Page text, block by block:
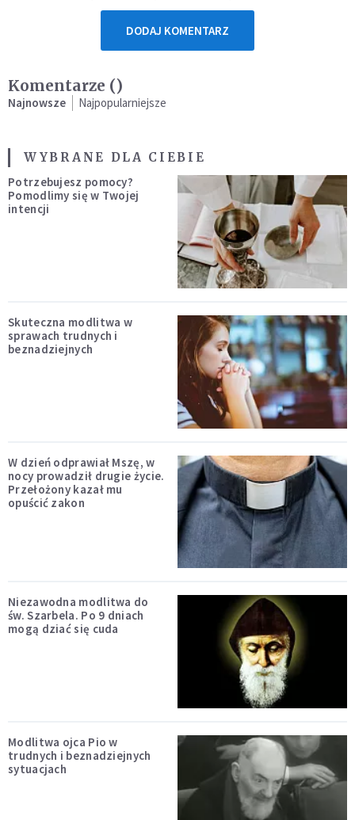
DODAJ KOMENTARZ
Komentarze ()
Najnowsze Najpopularniejsze
WYBRANE DLA CIEBIE
Potrzebujesz pomocy?
Pomodlimy się w Twojej
intencji
Skuteczna modlitwa w
sprawach trudnych i
beznadziejnych
W dzień odprawiał Mszę, w
nocy prowadził drugie życie.
Przełożony kazał mu
opuścić zakon
Niezawodna modlitwa do
św. Szarbela. Po 9 dniach
mogą dziać się cuda
Modlitwa ojca Pio w
trudnych i beznadziejnych
sytuacjach